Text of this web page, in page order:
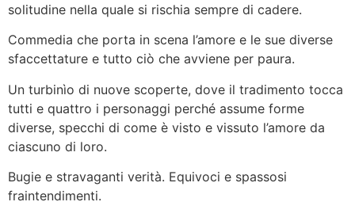
solitudine nella quale si rischia sempre di cadere.
Commedia che porta in scena l’amore e le sue diverse
sfaccettature e tutto ciò che avviene per paura.
Un turbinìo di nuove scoperte, dove il tradimento tocca
tutti e quattro i personaggi perché assume forme
diverse, specchi di come è visto e vissuto l’amore da
ciascuno di loro.
Bugie e stravaganti verità. Equivoci e spassosi
fraintendimenti.